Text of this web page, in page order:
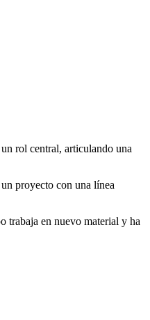
rol central, articulando una
proyecto con una línea
trabaja en nuevo material y ha